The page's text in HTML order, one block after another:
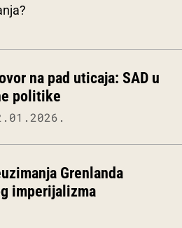
na pad uticaja: SAD u
politike
Grenlanda
imperijalizma